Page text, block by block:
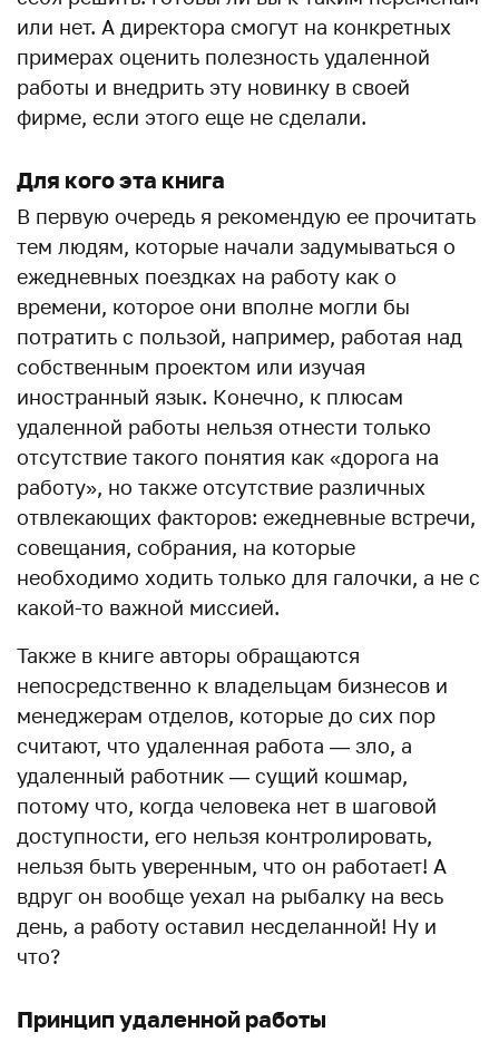
или нет. А директора смогут на конкретных
примерах оценить полезность удаленной
работы и внедрить эту новинку в своей
фирме, если этого еще не сделали.
Для кого эта книга
В первую очередь я рекомендую ее прочитать
тем людям, которые начали задумываться о
ежедневных поездках на работу как о
времени, которое они вполне могли бы
потратить с пользой, например, работая над
собственным проектом или изучая
иностранный язык. Конечно, к плюсам
удаленной работы нельзя отнести только
отсутствие такого понятия как «дорога на
работу», но также отсутствие различных
отвлекающих факторов: ежедневные встречи,
совещания, собрания, на которые
необходимо ходить только для галочки, а не с
какой-то важной миссией.
Также в книге авторы обращаются
непосредственно к владельцам бизнесов и
менеджерам отделов, которые до сих пор
считают, что удаленная работа — зло, а
удаленный работник — сущий кошмар,
потому что, когда человека нет в шаговой
доступности, его нельзя контролировать,
нельзя быть уверенным, что он работает! А
вдруг он вообще уехал на рыбалку на весь
день, а работу оставил несделанной! Ну и
что?
Принцип удаленной работы